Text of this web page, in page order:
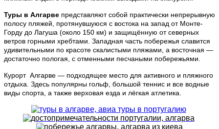
Туры в Алгарве представляют собой практически непрерывную
полосу пляжей, протянувшуюся с востока на запад от Монте-
Горду до Лагуша (около 150 км) и защищённую от северных
ветров горными хребтами. Западная часть побережья славится
удивительными по красоте скалистыми пляжами, а восточная —
достаточно пологая, с отменными песчаными побережьями.
Курорт Алгарве — подходящее место для активного и пляжного
отдыха. Здесь популярны гольф, большой теннис и все водные
виды спорта, а также верховая езда и лёгкая атлетика.